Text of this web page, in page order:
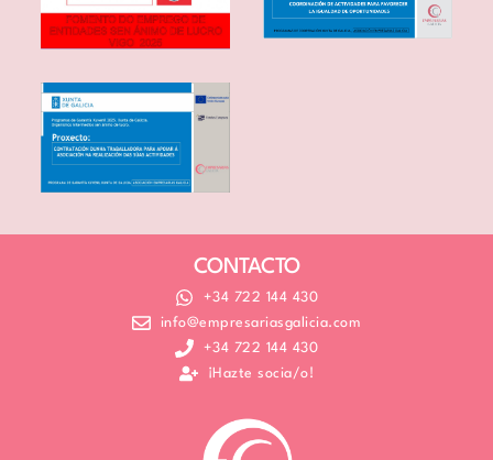
CONTACTO
+34 722 144 430
info@empresariasgalicia.com
+34 722 144 430
¡Hazte socia/o!